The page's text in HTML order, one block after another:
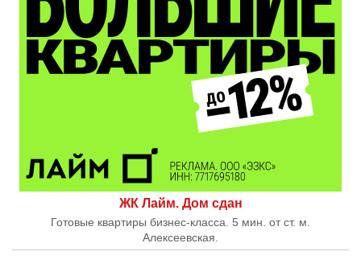
ЖК Лайм. Дом сдан
Готовые квартиры бизнес-класса. 5 мин. от ст. м.
Алексеевская.